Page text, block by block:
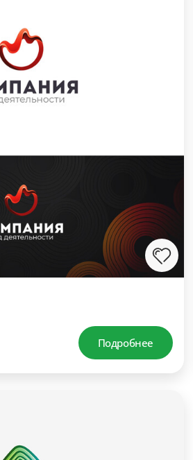
Подробнее